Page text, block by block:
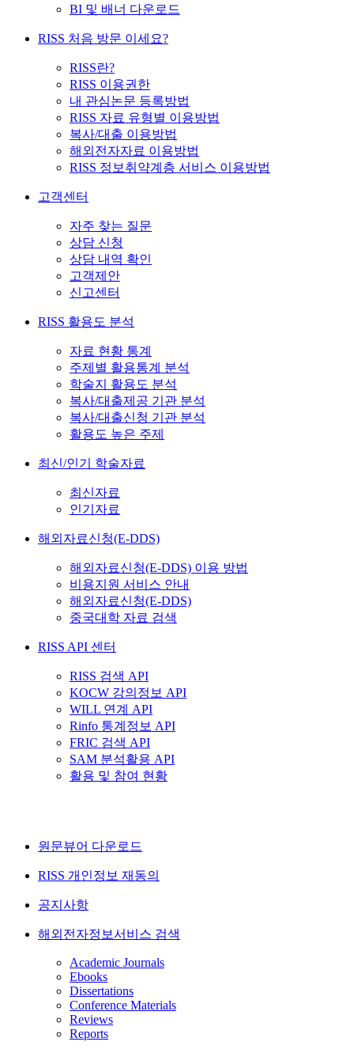
BI 및 배너 다운로드
RISS 처음 방문 이세요?
RISS란?
RISS 이용권한
내 관심논문 등록방법
RISS 자료 유형별 이용방법
복사/대출 이용방법
해외전자자료 이용방법
RISS 정보취약계층 서비스 이용방법
고객센터
자주 찾는 질문
상담 신청
상담 내역 확인
고객제안
신고센터
RISS 활용도 분석
자료 현황 통계
주제별 활용통계 분석
학술지 활용도 분석
복사/대출제공 기관 분석
복사/대출신청 기관 분석
활용도 높은 주제
최신/인기 학술자료
최신자료
인기자료
해외자료신청(E-DDS)
해외자료신청(E-DDS) 이용 방법
비용지원 서비스 안내
해외자료신청(E-DDS)
중국대학 자료 검색
RISS API 센터
RISS 검색 API
KOCW 강의정보 API
WILL 연계 API
Rinfo 통계정보 API
FRIC 검색 API
SAM 분석활용 API
활용 및 참여 현황
원문뷰어 다운로드
RISS 개인정보 재동의
공지사항
해외전자정보서비스 검색
Academic Journals
Ebooks
Dissertations
Conference Materials
Reviews
Reports